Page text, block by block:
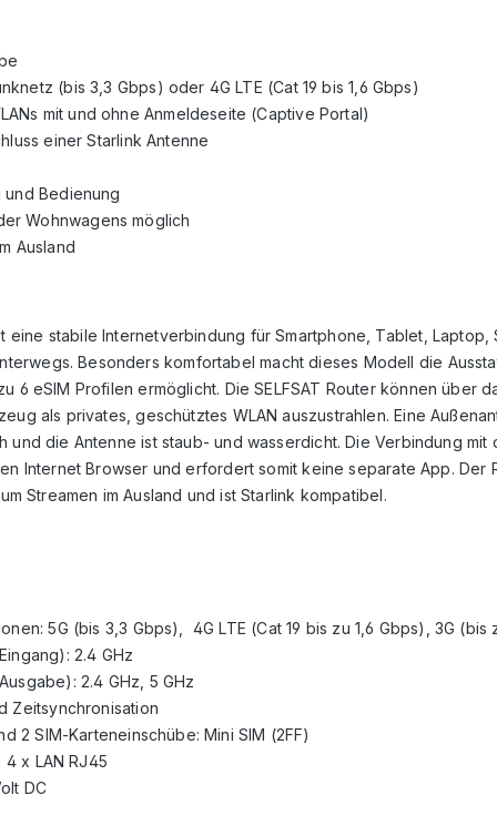
(bis 3,3 Gbps) oder 4G LTE (Cat 19 bis 1,6 Gbps)
mit und ohne Anmeldeseite (Captive Portal)
einer Starlink Antenne
Bedienung
Wohnwagens möglich
Ausland
eine stabile Internetverbindung für Smartphone, Tablet,
Besonders komfortabel macht dieses Modell die
6 eSIM Profilen ermöglicht. Die SELFSAT Router können
als privates, geschütztes WLAN auszustrahlen. Eine
und die Antenne ist staub- und wasserdicht. Die Verbindung
Internet Browser und erfordert somit keine separate App. Der
Streamen im Ausland und ist Starlink kompatibel.
5G (bis 3,3 Gbps), 4G LTE (Cat 19 bis zu 1,6 Gbps), 3G (bis
2.4 GHz
2.4 GHz, 5 GHz
Zeitsynchronisation
2 SIM-Karteneinschübe: Mini SIM (2FF)
4 x LAN RJ45
DC